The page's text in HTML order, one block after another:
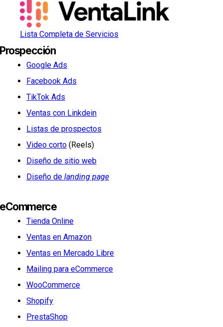
Lista Completa de Servicios
Prospección
Google Ads
Facebook Ads
TikTok Ads
Ventas con Linkdein
Listas de prospectos
Video corto (Reels)
Diseño de sitio web
Diseño de landing page
eCommerce
Tienda Online
Ventas en Amazon
Ventas en Mercado Libre
Mailing para eCommerce
WooCommerce
Shopify
PrestaShop